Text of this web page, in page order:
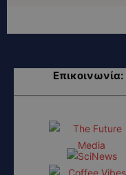
Επικοινωνία: